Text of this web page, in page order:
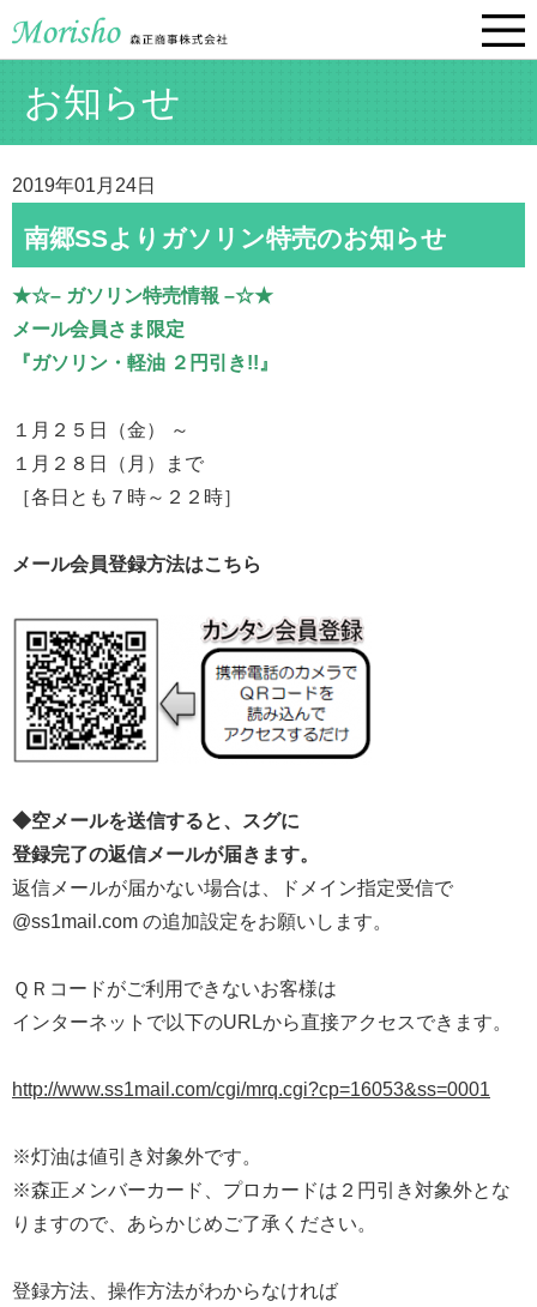
お知らせ
2019年01月24日
南郷SSよりガソリン特売のお知らせ
★☆– ガソリン特売情報 –☆★
メール会員さま限定
『ガソリン・軽油 ２円引き!!』
１月２５日（金） ～
１月２８日（月）まで
［各日とも７時～２２時］
メール会員登録方法はこちら
◆空メールを送信すると、スグに
登録完了の返信メールが届きます。
返信メールが届かない場合は、ドメイン指定受信で
@ss1mail.com の追加設定をお願いします。
ＱＲコードがご利用できないお客様は
インターネットで以下のURLから直接アクセスできます。
http://www.ss1mail.com/cgi/mrq.cgi?cp=16053&ss=0001
※灯油は値引き対象外です。
※森正メンバーカード、プロカードは２円引き対象外とな
りますので、あらかじめご了承ください。
登録方法、操作方法がわからなければ